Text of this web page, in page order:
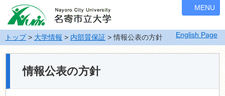
ナ
ビ
ゲ
ー
シ
飛
English Page
MENU
トップ> 大学情報 > 内部質保証 > 情報公表の方針
情報公表の方針